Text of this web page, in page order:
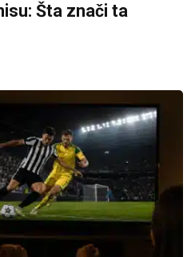
Šta znači ta